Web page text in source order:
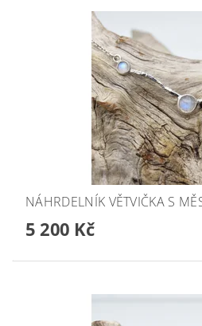
NÁHRDELNÍK VĚTVIČKA S
5 200 Kč